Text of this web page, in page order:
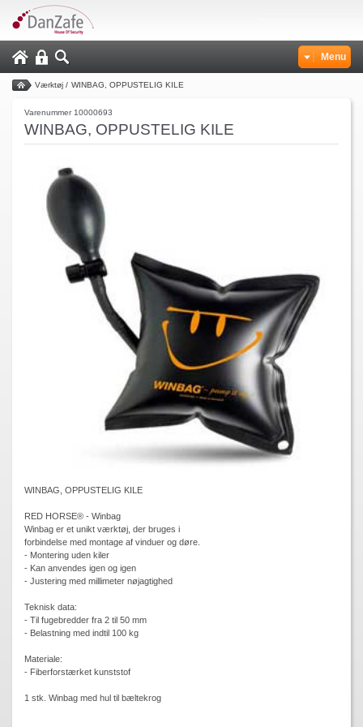
Menu
Værktøj / WINBAG, OPPUSTELIG KILE
Varenummer 10000693
WINBAG, OPPUSTELIG KILE
WINBAG, OPPUSTELIG KILE
RED HORSE® - Winbag
Winbag er et unikt værktøj, der bruges i
forbindelse med montage af vinduer og døre.
- Montering uden kiler
- Kan anvendes igen og igen
- Justering med millimeter nøjagtighed
Teknisk data:
- Til fugebredder fra 2 til 50 mm
- Belastning med indtil 100 kg
Materiale:
- Fiberforstærket kunststof
1 stk. Winbag med hul til bæltekrog